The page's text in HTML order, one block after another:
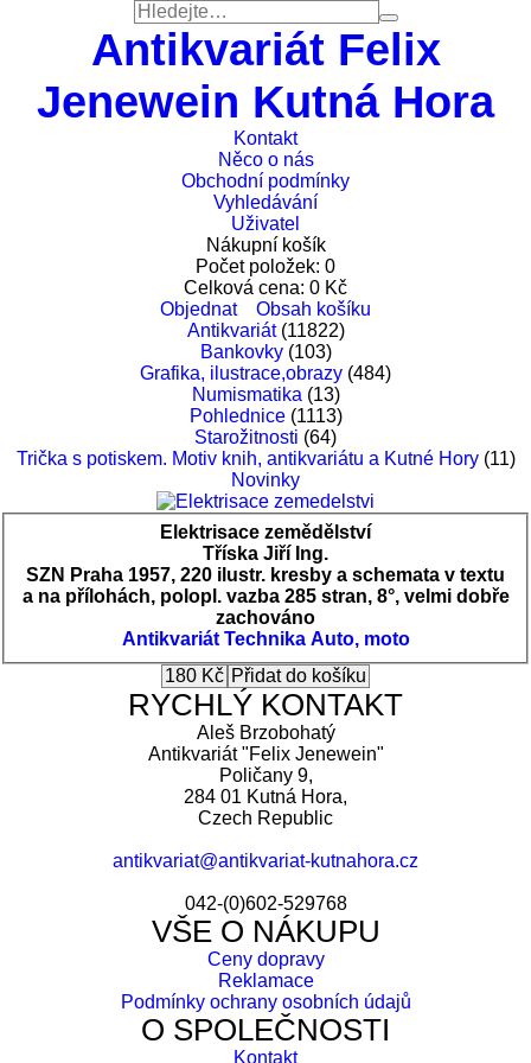
Antikvariát Felix
Jenewein Kutná Hora
Kontakt
Něco o nás
Obchodní podmínky
Vyhledávání
Uživatel
Nákupní košík
Počet položek: 0
Celková cena: 0 Kč
Objednat
Obsah košíku
Antikvariát(11822)
Bankovky(103)
Grafika, ilustrace,obrazy (484)
Numismatika (13)
Pohlednice(1113)
Starožitnosti (64)
Trička s potiskem. Motiv knih, antikvariátu a Kutné Hory(11)
Novinky
Elektrisace zemědělství
Tříska Jiří Ing.
SZN Praha 1957, 220 ilustr. kresby a schemata v textu
a na přílohách, polopl. vazba 285 stran, 8°, velmi dobře
zachováno
Antikvariát Technika Auto, moto
RYCHLÝ KONTAKT
Aleš Brzobohatý
Antikvariát "Felix Jenewein"
Poličany 9,
284 01 Kutná Hora,
Czech Republic
antikvariat@antikvariat-kutnahora.cz
042-(0)602-529768
VŠE O NÁKUPU
Ceny dopravy
Reklamace
Podmínky ochrany osobních údajů
O SPOLEČNOSTI
Kontakt